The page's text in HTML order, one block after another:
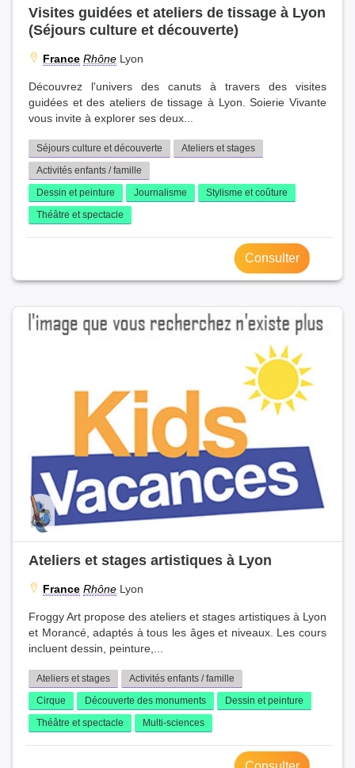
Visites guidées et ateliers de tissage à Lyon
(Séjours culture et découverte)
France Rhône Lyon
Découvrez l'univers des canuts à travers des visites
guidées et des ateliers de tissage à Lyon. Soierie Vivante
vous invite à explorer ses deux...
Séjours culture et découverte
Ateliers et stages
Activités enfants / famille
Dessin et peinture
Journalisme
Stylisme et coûture
Théâtre et spectacle
Consulter
Ateliers et stages artistiques à Lyon
France Rhône Lyon
Froggy Art propose des ateliers et stages artistiques à Lyon
et Morancé, adaptés à tous les âges et niveaux. Les cours
incluent dessin, peinture,...
Ateliers et stages
Activités enfants / famille
Cirque
Découverte des monuments
Dessin et peinture
Théâtre et spectacle
Multi-sciences